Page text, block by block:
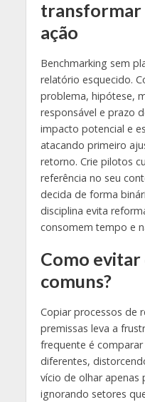
transformar
ação
Benchmarking sem
relatório esquecido.
problema, hipótese,
responsável e prazo
impacto potencial e
atacando primeiro
retorno. Crie pilotos
referência no seu
decida de forma
disciplina evita
consomem tempo e
Como evitar
comuns?
Copiar processos de
premissas leva a
frequente é
diferentes,
vício de olhar apenas
ignorando setores